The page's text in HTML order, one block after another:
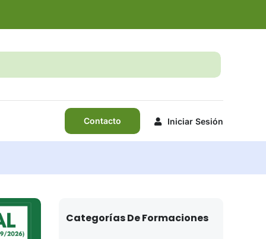
Contacto Iniciar Sesión
Categorías De Formaciones